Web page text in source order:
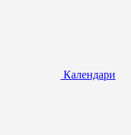
Календари